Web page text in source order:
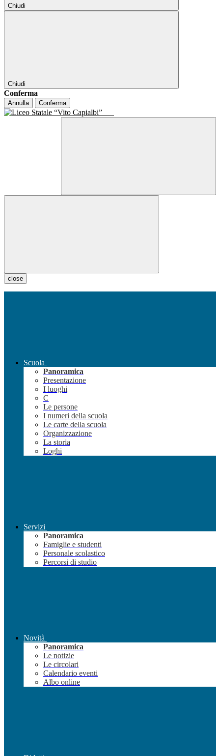
Chiudi
Chiudi
Conferma
Annulla Conferma
close
Scuola
Panoramica
Presentazione
I luoghi
C
Le persone
I numeri della scuola
Le carte della scuola
Organizzazione
La storia
Loghi
Servizi
Panoramica
Famiglie e studenti
Personale scolastico
Percorsi di studio
Novità
Panoramica
Le notizie
Le circolari
Calendario eventi
Albo online